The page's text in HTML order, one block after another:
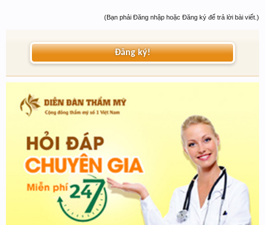
(Bạn phải Đăng nhập hoặc Đăng ký để trả lời bài viết.)
Đăng ký!